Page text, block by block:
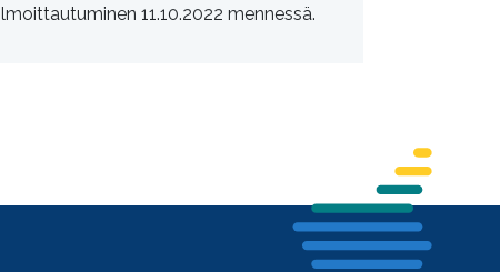
Ilmoittautuminen 11.10.2022 mennessä.